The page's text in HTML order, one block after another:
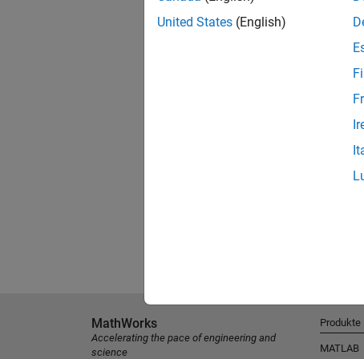
United States (English)
MathWorks
Accelerating the pace of engineering and
science
Produkte
MATLAB